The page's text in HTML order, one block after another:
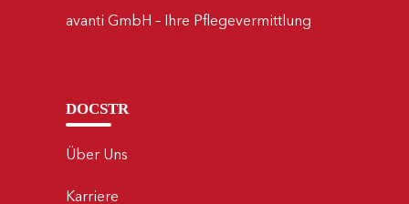
avanti GmbH – Ihre Pflegevermittlung
DOCSTR
Über Uns
Karriere